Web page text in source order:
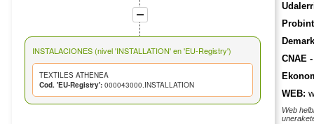
INSTALACIONES (nivel 'INSTALLATION' en 'EU-Registry')
TEXTILES ATHENEA
Cod. 'EU-Registry': 000043000.INSTALLATION
CNAE
WEB:
Web